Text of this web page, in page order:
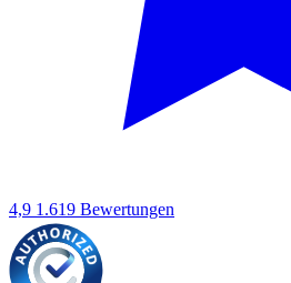
4,9 1.619 Bewertungen